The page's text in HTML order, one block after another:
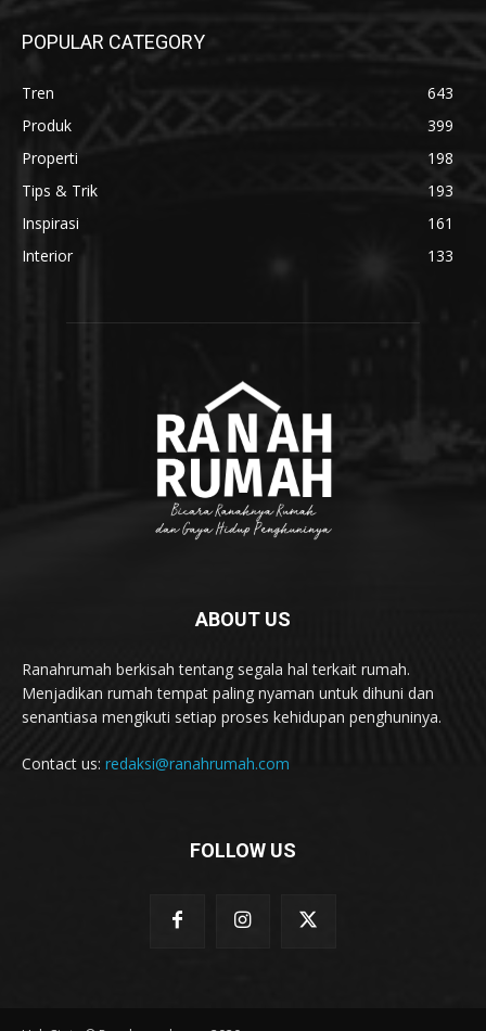
POPULAR CATEGORY
Tren
643
Produk
399
Properti
198
Tips & Trik
193
Inspirasi
161
Interior
133
ABOUT US
Ranahrumah berkisah tentang segala hal terkait rumah.
Menjadikan rumah tempat paling nyaman untuk dihuni dan
senantiasa mengikuti setiap proses kehidupan penghuninya.
Contact us: redaksi@ranahrumah.com
FOLLOW US